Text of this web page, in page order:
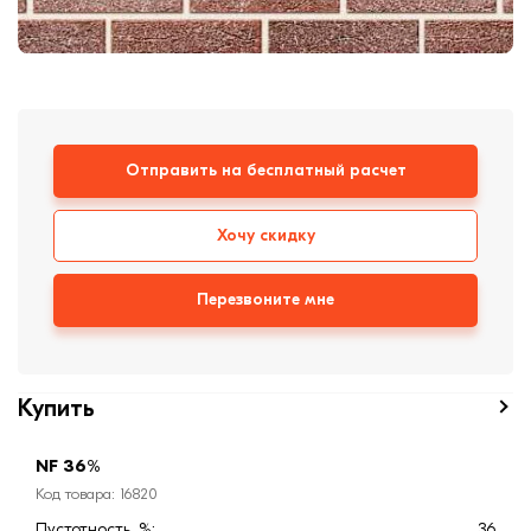
Кирпич ручной
формовки
Кровля
Строительные
смеси
Отправить на бесплатный расчет
Хочу скидку
Перезвоните мне
Купить
NF 36%
Код товара: 16820